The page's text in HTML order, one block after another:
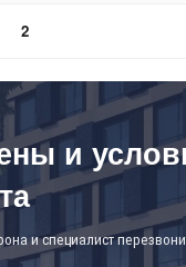
2
и
и специалист